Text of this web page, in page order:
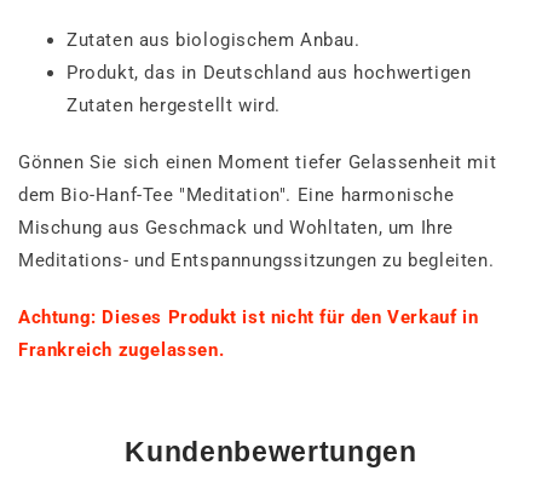
Zutaten aus biologischem Anbau.
Produkt, das in Deutschland aus hochwertigen
Zutaten hergestellt wird.
Gönnen Sie sich einen Moment tiefer Gelassenheit mit
dem Bio-Hanf-Tee "Meditation". Eine harmonische
Mischung aus Geschmack und Wohltaten, um Ihre
Meditations- und Entspannungssitzungen zu begleiten.
Achtung: Dieses Produkt ist nicht für den Verkauf in
Frankreich zugelassen.
Kundenbewertungen